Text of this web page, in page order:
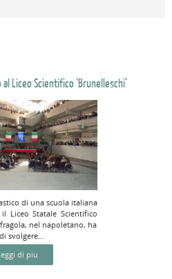
Liceo Scientifico ‘Brunelleschi’
di una scuola italiana
Liceo Statale Scientifico
nel napoletano, ha
svolgere...
di piu